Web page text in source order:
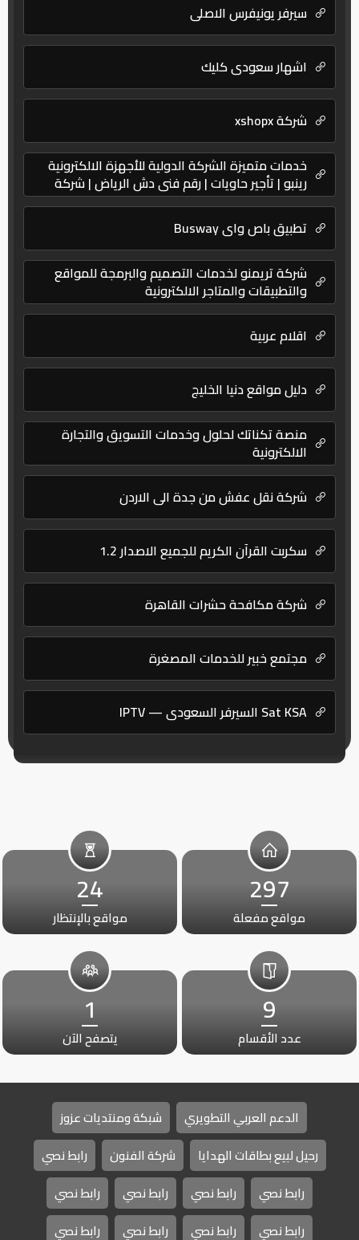
سيرفر يونيفرس الاصلى
اشهار سعودي كليك
شركة xshopx
خدمات متميزة الشركة الدولية للأجهزة الالكترونية
رينبو | تأجير حاويات | رقم فنى دش الرياض | شركة
نظافة | نقل عفش – بروتكتور
تطبيق باص واي Busway
شركة تريمنو لخدمات التصميم والبرمجة للمواقع
والتطبيقات والمتاجر الالكترونية
اقلام عربية
دليل مواقع دنيا الخليج
منصة تكناتك لحلول وخدمات التسويق والتجارة
الالكترونية
شركة نقل عفش من جدة الى الاردن
سكربت القرآن الكريم للجميع الاصدار 1.2
شركة مكافحة حشرات القاهرة
مجتمع خبير للخدمات المصغرة
Sat KSA السيرفر السعودي — IPTV
297
مواقع مفعلة
24
مواقع بالإنتظار
9
عدد الأقسام
1
يتصفح الآن
الدعم العربي التطويري
شبكة ومنتديات عزوز
رحيل لبيع بطاقات الهدايا
شركة الفنون
رابط نصي
رابط نصي
رابط نصي رابط نصي
رابط نصي
رابط نصي
رابط نصي رابط نصي رابط نصي